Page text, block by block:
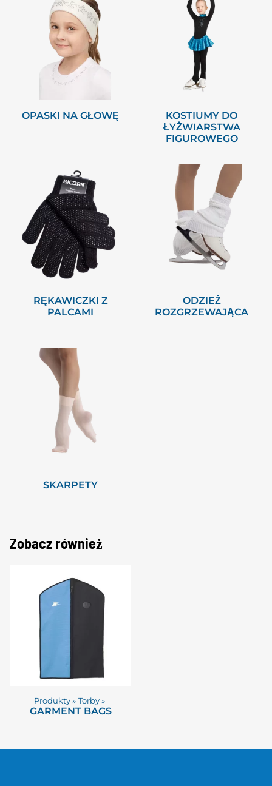
OPASKI NA GŁOWĘ
KOSTIUMY DO
ŁYŻWIARSTWA
FIGUROWEGO
RĘKAWICZKI Z
PALCAMI
ODZIEŻ
ROZGRZEWAJĄCA
SKARPETY
Zobacz również
Produkty ‪» Torby ‪»
GARMENT BAGS